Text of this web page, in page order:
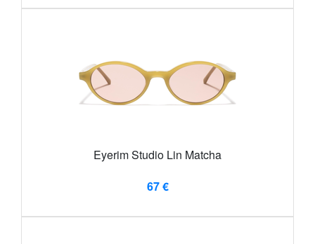
Eyerim Studio Lin Matcha
67 €